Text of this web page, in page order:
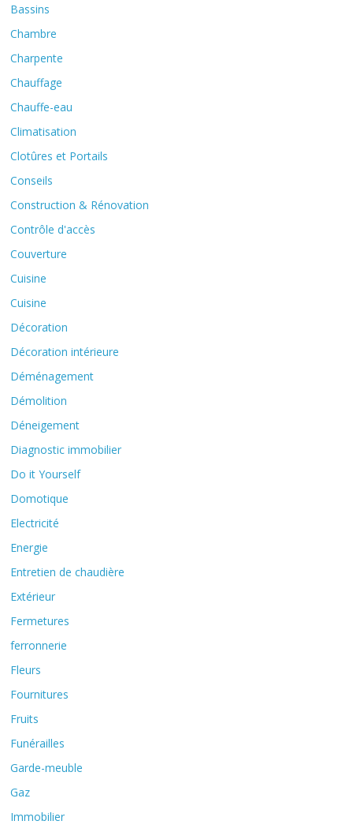
Bassins
Chambre
Charpente
Chauffage
Chauffe-eau
Climatisation
Clotûres et Portails
Conseils
Construction & Rénovation
Contrôle d'accès
Couverture
Cuisine
Cuisine
Décoration
Décoration intérieure
Déménagement
Démolition
Déneigement
Diagnostic immobilier
Do it Yourself
Domotique
Electricité
Energie
Entretien de chaudière
Extérieur
Fermetures
ferronnerie
Fleurs
Fournitures
Fruits
Funérailles
Garde-meuble
Gaz
Immobilier